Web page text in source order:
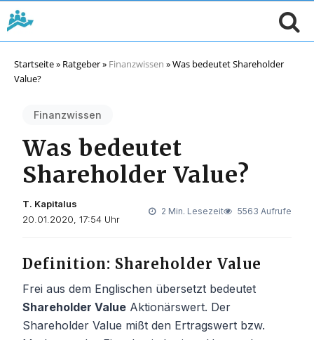
Startseite» Ratgeber» Finanzwissen »Was bedeutet Shareholder
Value?
Finanzwissen
Was bedeutet
Shareholder Value?
T. Kapitalus
20.01.2020, 17:54 Uhr
2 Min. Lesezeit 5563 Aufrufe
Definition: Shareholder Value
Frei aus dem Englischen übersetzt bedeutet
Shareholder Value Aktionärswert. Der
Shareholder Value mißt den Ertragswert bzw.